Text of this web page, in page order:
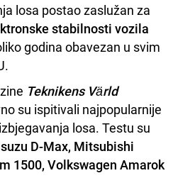
losa postao zaslužan za
stabilnosti vozila
godina obavezan u svim
Teknikens Värld
su ispitivali najpopularnije
losa. Testu su
D-Max, Mitsubishi
1500, Volkswagen Amarok